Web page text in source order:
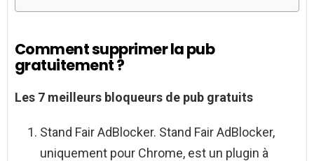
Comment supprimer la pub
gratuitement ?
Les 7 meilleurs bloqueurs de pub gratuits
Stand Fair AdBlocker. Stand Fair AdBlocker,
uniquement pour Chrome, est un plugin à